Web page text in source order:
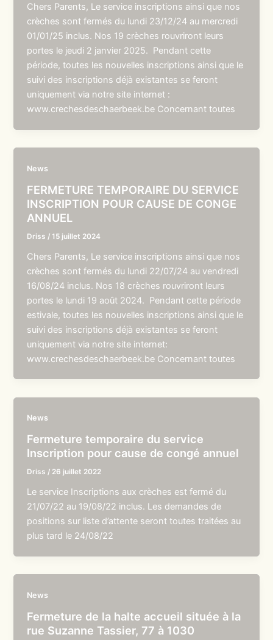
Chers Parents, Le service inscriptions ainsi que nos
crèches sont fermés du lundi 23/12/24 au mercredi
01/01/25 inclus. Nos 19 crèches rouvriront leurs
portes le jeudi 2 janvier 2025. Pendant cette
période, toutes les nouvelles inscriptions ainsi que le
suivi des inscriptions déjà existantes se feront
uniquement via notre site internet :
www.crechesdeschaerbeek.be Concernant toutes
News
FERMETURE TEMPORAIRE DU SERVICE
INSCRIPTION POUR CAUSE DE CONGE
ANNUEL
Driss /15 juillet 2024
Chers Parents, Le service inscriptions ainsi que nos
crèches sont fermés du lundi 22/07/24 au vendredi
16/08/24 inclus. Nos 18 crèches rouvriront leurs
portes le lundi 19 août 2024. Pendant cette période
estivale, toutes les nouvelles inscriptions ainsi que le
suivi des inscriptions déjà existantes se feront
uniquement via notre site internet:
www.crechesdeschaerbeek.be Concernant toutes
News
Fermeture temporaire du service
Inscription pour cause de congé annuel
Driss / 26 juillet 2022
Le service Inscriptions aux crèches est fermé du
21/07/22 au 19/08/22 inclus. Les demandes de
positions sur liste d’attente seront toutes traitées au
plus tard le 24/08/22
News
Fermeture de la halte accueil située à la
rue Suzanne Tassier, 77 à 1030